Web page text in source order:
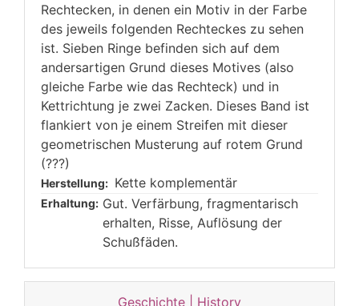
Rechtecken, in denen ein Motiv in der Farbe
des jeweils folgenden Rechteckes zu sehen
ist. Sieben Ringe befinden sich auf dem
andersartigen Grund dieses Motives (also
gleiche Farbe wie das Rechteck) und in
Kettrichtung je zwei Zacken. Dieses Band ist
flankiert von je einem Streifen mit dieser
geometrischen Musterung auf rotem Grund
(???)
Herstellung: Kette komplementär
Erhaltung: Gut. Verfärbung, fragmentarisch
erhalten, Risse, Auflösung der
Schußfäden.
Geschichte | History